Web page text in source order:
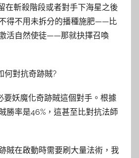
在斬殺階段或者對手下海星之後
得不用未拆分的播種施肥——比
活自然使徒——那就抉擇召喚
何對抗奇跡賊?
要妖魔化奇跡賊這個對手。根據
勝率是46%，這甚至比對抗法師
賊在啟動時需要刷大量法術，我